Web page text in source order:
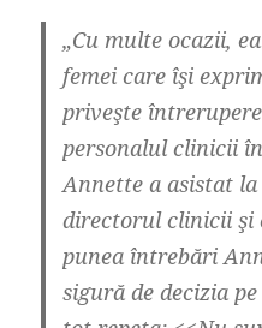
„Cu multe ocazii,
femei care îşi
priveşte
personalul clinicii
Annette a asistat
directorul clinicii şi
punea întrebări
sigură de decizia